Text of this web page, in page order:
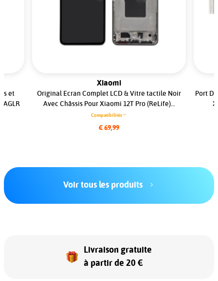
et
Xiaomi
Original Ecran Complet LCD & Vitre tactile Noir
Avec Châssis Pour Xiaomi 12T Pro (ReLife)...
Compatibilités
€ 69,99
Port
Voir tous les produits
Livraison gratuite
à partir de 20 €